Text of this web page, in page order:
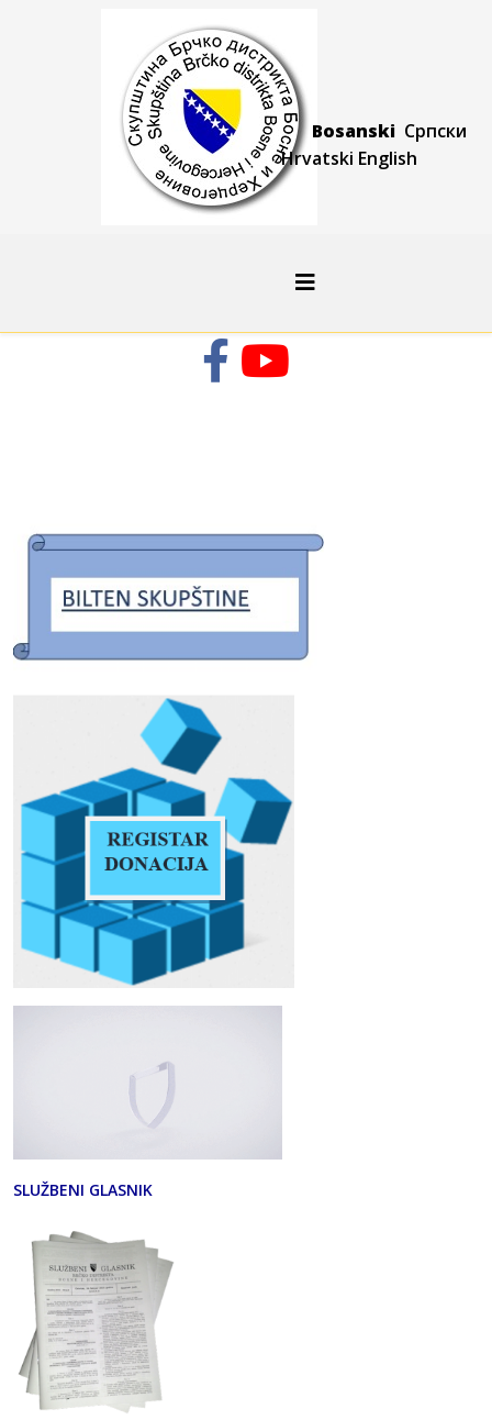
Bosanski Српски
Hrvatski English
SLUŽBENI GLASNIK